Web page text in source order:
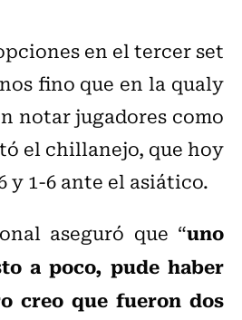
en el tercer set
fino que en la qualy
notar jugadores como
el chillanejo, que hoy
y 1-6 ante el asiático.
aseguró que “uno
a poco, pude haber
creo que fueron dos